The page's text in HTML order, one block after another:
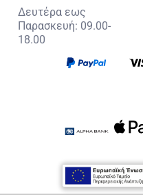
Δευτέρα εως
Παρασκευή: 09.00-
18.00